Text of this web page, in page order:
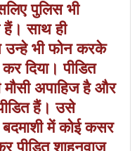
पुलिस भी
साथ ही
भी फोन करके
दिया। पीडित
अपाहिज है और
हैं। उसे
में कोई कसर
पीडित शाहनवाज